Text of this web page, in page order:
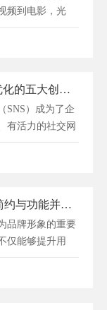
频到电影，光
赋能企业社交网络：SNS优化的五大创意策略
SNS）成为了企
有活力的社交网
重塑企业门面：探索极致简约与功能并重的网站设计秘籍
品牌形象的重要
仅能够提升用